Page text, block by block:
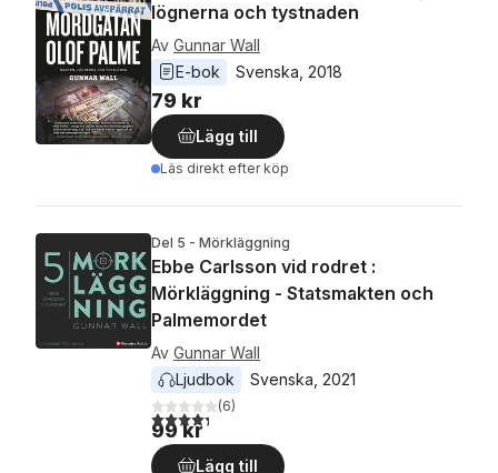
lögnerna och tystnaden
Av Gunnar Wall
E-bok
Svenska 2018
79 kr
Lägg till
Läs direkt efter köp
Del 5 - Mörkläggning
Ebbe Carlsson vid rodret :
Mörkläggning - Statsmakten och
Palmemordet
Av Gunnar Wall
Ljudbok
Svenska 2021
4,3utav 5 stjärnor. Totalt antal röster:
(6)
99 kr
Lägg till